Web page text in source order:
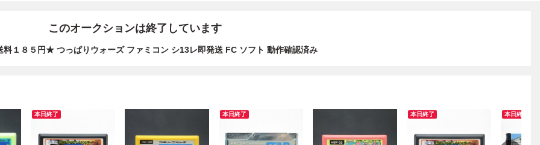
このオークションは終了しています
１８５円★ つっぱりウォーズ ファミコン シ13レ即発送 FC ソフト 動作確認済み
本日終了 本日終了 本日終了 本日終了